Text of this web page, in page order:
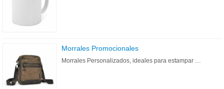
Morrales Promocionales
Morrales Personalizados, ideales para estampar …